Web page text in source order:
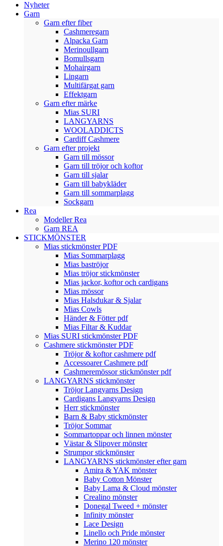
Nyheter
Garn
Garn efter fiber
Cashmeregarn
Alpacka Garn
Merinoullgarn
Bomullsgarn
Mohairgarn
Lingarn
Multifärgat garn
Effektgarn
Garn efter märke
Mias SURI
LANGYARNS
WOOLADDICTS
Cardiff Cashmere
Garn efter projekt
Garn till mössor
Garn till tröjor och koftor
Garn till sjalar
Garn till babykläder
Garn till sommarplagg
Sockgarn
Rea
Modeller Rea
Garn REA
STICKMÖNSTER
Mias stickmönster PDF
Mias Sommarplagg
Mias baströjor
Mias tröjor stickmönster
Mias jackor, koftor och cardigans
Mias mössor
Mias Halsdukar & Sjalar
Mias Cowls
Händer & Fötter pdf
Mias Filtar & Kuddar
Mias SURI stickmönster PDF
Cashmere stickmönster PDF
Tröjor & koftor cashmere pdf
Accessoarer Cashmere pdf
Cashmeremössor stickmönster pdf
LANGYARNS stickmönster
Tröjor Langyarns Design
Cardigans Langyarns Design
Herr stickmönster
Barn & Baby stickmönster
Tröjor Sommar
Sommartoppar och linnen mönster
Västar & Slipover mönster
Strumpor stickmönster
LANGYARNS stickmönster efter garn
Amira & YAK mönster
Baby Cotton Mönster
Baby Lama & Cloud mönster
Crealino mönster
Donegal Tweed + mönster
Infinity mönster
Lace Design
Linello och Pride mönster
Merino 120 mönster